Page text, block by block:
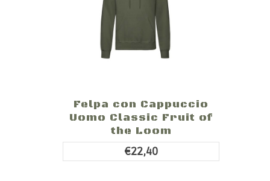
Felpa con Cappuccio
Uomo Classic Fruit of
the Loom
€22,40